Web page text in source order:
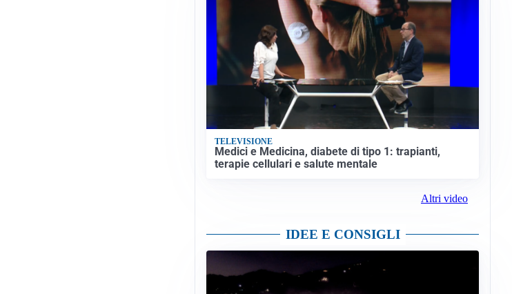
TELEVISIONE
Medici e Medicina, diabete di tipo 1: trapianti,
terapie cellulari e salute mentale
Altri video
IDEE E CONSIGLI